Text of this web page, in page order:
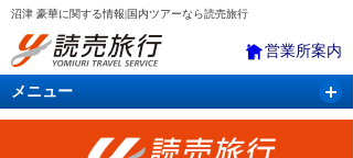
沼津 豪華に関する情報|国内ツアーなら読売旅行
営業所案内
メニュー